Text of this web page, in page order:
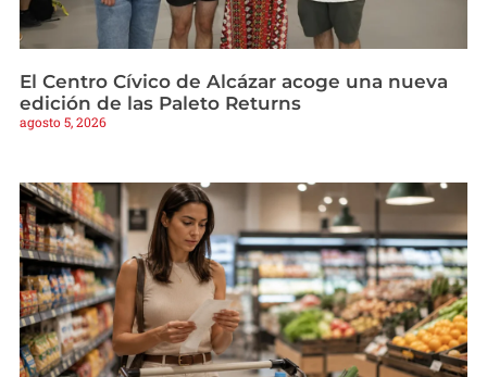
El Centro Cívico de Alcázar acoge una nueva
edición de las Paleto Returns
agosto 5, 2026